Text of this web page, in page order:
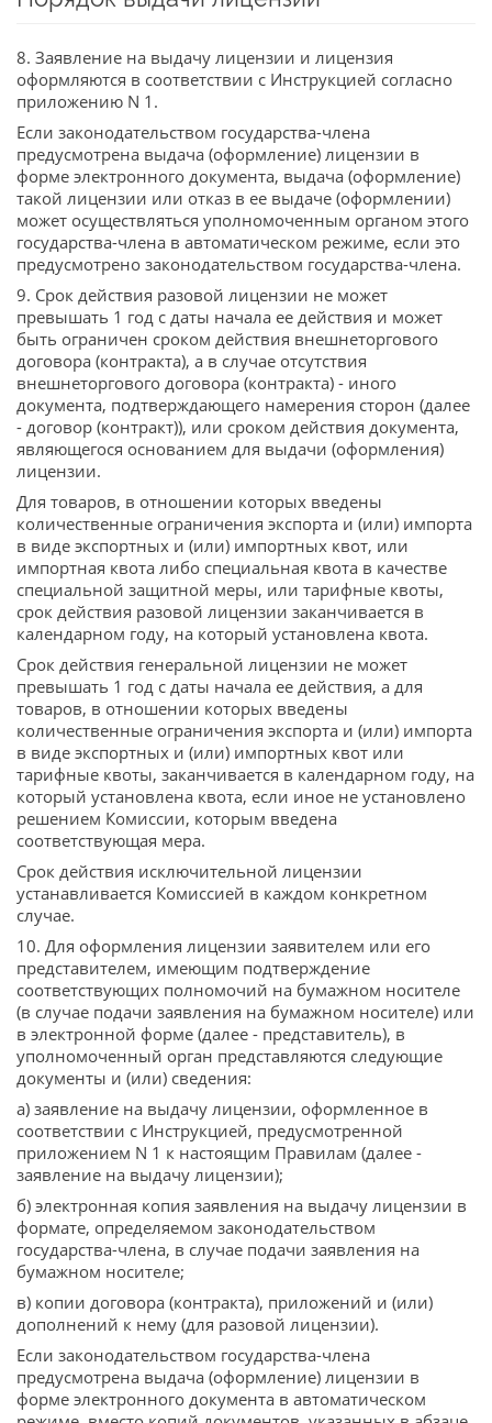
8. Заявление на выдачу лицензии и лицензия
оформляются в соответствии с Инструкцией согласно
приложению N 1.
Если законодательством государства-члена
предусмотрена выдача (оформление) лицензии в
форме электронного документа, выдача (оформление)
такой лицензии или отказ в ее выдаче (оформлении)
может осуществляться уполномоченным органом этого
государства-члена в автоматическом режиме, если это
предусмотрено законодательством государства-члена.
9. Срок действия разовой лицензии не может
превышать 1 год с даты начала ее действия и может
быть ограничен сроком действия внешнеторгового
договора (контракта), а в случае отсутствия
внешнеторгового договора (контракта) - иного
документа, подтверждающего намерения сторон (далее
- договор (контракт)), или сроком действия документа,
являющегося основанием для выдачи (оформления)
лицензии.
Для товаров, в отношении которых введены
количественные ограничения экспорта и (или) импорта
в виде экспортных и (или) импортных квот, или
импортная квота либо специальная квота в качестве
специальной защитной меры, или тарифные квоты,
срок действия разовой лицензии заканчивается в
календарном году, на который установлена квота.
Срок действия генеральной лицензии не может
превышать 1 год с даты начала ее действия, а для
товаров, в отношении которых введены
количественные ограничения экспорта и (или) импорта
в виде экспортных и (или) импортных квот или
тарифные квоты, заканчивается в календарном году, на
который установлена квота, если иное не установлено
решением Комиссии, которым введена
соответствующая мера.
Срок действия исключительной лицензии
устанавливается Комиссией в каждом конкретном
случае.
10. Для оформления лицензии заявителем или его
представителем, имеющим подтверждение
соответствующих полномочий на бумажном носителе
(в случае подачи заявления на бумажном носителе) или
в электронной форме (далее - представитель), в
уполномоченный орган представляются следующие
документы и (или) сведения:
а) заявление на выдачу лицензии, оформленное в
соответствии с Инструкцией, предусмотренной
приложением N 1 к настоящим Правилам (далее -
заявление на выдачу лицензии);
б) электронная копия заявления на выдачу лицензии в
формате, определяемом законодательством
государства-члена, в случае подачи заявления на
бумажном носителе;
в) копии договора (контракта), приложений и (или)
дополнений к нему (для разовой лицензии).
Если законодательством государства-члена
предусмотрена выдача (оформление) лицензии в
форме электронного документа в автоматическом